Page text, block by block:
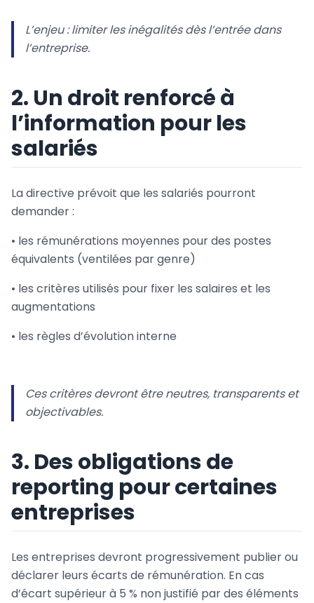
L’enjeu : limiter les inégalités dès l’entrée dans
l’entreprise.
2. Un droit renforcé à
l’information pour les
salariés
La directive prévoit que les salariés pourront
demander :
• les rémunérations moyennes pour des postes
équivalents (ventilées par genre)
• les critères utilisés pour fixer les salaires et les
augmentations
• les règles d’évolution interne
Ces critères devront être neutres, transparents et
objectivables.
3. Des obligations de
reporting pour certaines
entreprises
Les entreprises devront progressivement publier ou
déclarer leurs écarts de rémunération. En cas
d’écart supérieur à 5 % non justifié par des éléments